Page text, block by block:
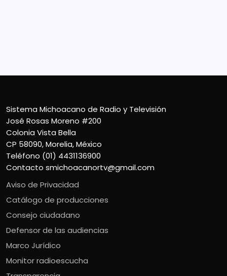
Sistema Michoacano de Radio y Televisión
José Rosas Moreno #200
Colonia Vista Bella
CP 58090, Morelia, México
Teléfono (01) 4431136900
Contacto smichoacanortv@gmail.com
Aviso de Privacidad
Catálogo de producciones
Consejo ciudadano
Defensor de las audiencias
Marco Jurídico
Monitor radioescucha